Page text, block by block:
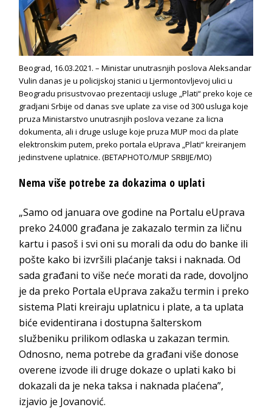
Beograd, 16.03.2021. – Ministar unutrasnjih poslova Aleksandar
Vulin danas je u policijskoj stanici u Ljermontovljevoj ulici u
Beogradu prisustvovao prezentaciji usluge „Plati“ preko koje ce
gradjani Srbije od danas sve uplate za vise od 300 usluga koje
pruza Ministarstvo unutrasnjih poslova vezane za licna
dokumenta, ali i druge usluge koje pruza MUP moci da plate
elektronskim putem, preko portala eUprava „Plati“ kreiranjem
jedinstvene uplatnice. (BETAPHOTO/MUP SRBIJE/MO)
Nema više potrebe za dokazima o uplati
„Samo od januara ove godine na Portalu eUprava
preko 24.000 građana je zakazalo termin za ličnu
kartu i pasoš i svi oni su morali da odu do banke ili
pošte kako bi izvršili plaćanje taksi i naknada. Od
sada građani to više neće morati da rade, dovoljno
je da preko Portala eUprava zakažu termin i preko
sistema Plati kreiraju uplatnicu i plate, a ta uplata
biće evidentirana i dostupna šalterskom
službeniku prilikom odlaska u zakazan termin.
Odnosno, nema potrebe da građani više donose
overene izvode ili druge dokaze o uplati kako bi
dokazali da je neka taksa i naknada plaćena”,
izjavio je Jovanović.